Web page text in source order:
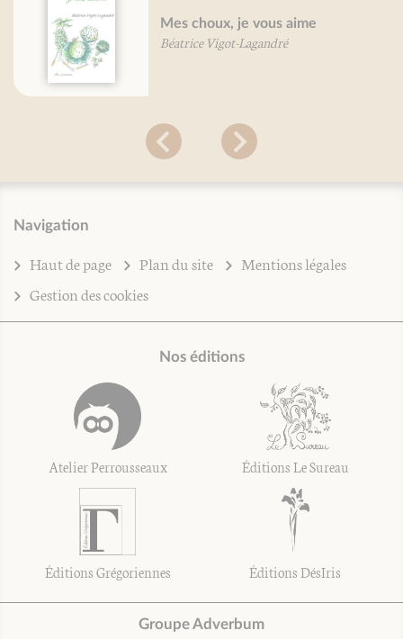
Mes choux, je vous aime
Béatrice Vigot-Lagandré
Navigation
Haut de page Plan du site
Mentions légales
Gestion des cookies
Nos éditions
Atelier Perrousseaux Éditions Le Sureau
Éditions Grégoriennes Éditions DésIris
Groupe Adverbum